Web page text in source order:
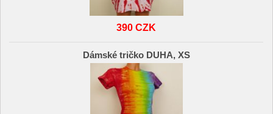
390 CZK
Dámské tričko DUHA, XS